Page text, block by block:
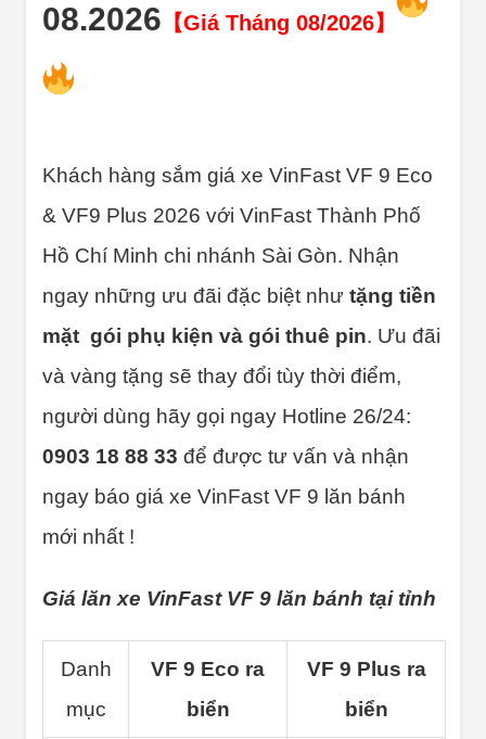
08.2026 【Giá Tháng 08/2026】
Khách hàng sắm giá xe VinFast VF 9 Eco
& VF9 Plus 2026 với VinFast Thành Phố
Hồ Chí Minh chi nhánh Sài Gòn. Nhận
ngay những ưu đãi đặc biệt như tặng tiền
mặt gói phụ kiện và gói thuê pin. Ưu đãi
và vàng tặng sẽ thay đổi tùy thời điểm,
người dùng hãy gọi ngay Hotline 26/24:
0903 18 88 33 để được tư vấn và nhận
ngay báo giá xe VinFast VF 9 lăn bánh
mới nhất !
Giá lăn xe VinFast VF 9 lăn bánh tại tỉnh
Danh
mục
VF 9 Eco ra
biển
VF 9 Plus ra
biển